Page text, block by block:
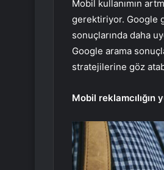
Mobil kullanımın
gerektiriyor. Google
sonuçlarında daha
Google arama
stratejilerine göz
Mobil